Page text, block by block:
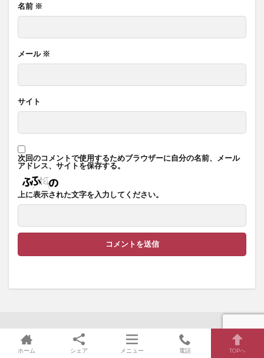
名前 ※
メール ※
サイト
次回のコメントで使用するためブラウザーに自分の名前、メール
アドレス、サイトを保存する。
上に表示された文字を入力してください。
エンタメ の最新記事4件
ホーム シェア メニュー 電話 TOPへ